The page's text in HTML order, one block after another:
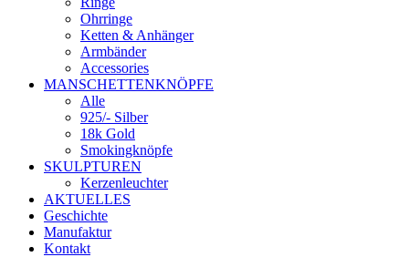
Ohrringe
Ketten & Anhänger
Armbänder
Accessories
MANSCHETTENKNÖPFE
Alle
925/- Silber
18k Gold
Smokingknöpfe
SKULPTUREN
Kerzenleuchter
AKTUELLES
Geschichte
Manufaktur
Kontakt